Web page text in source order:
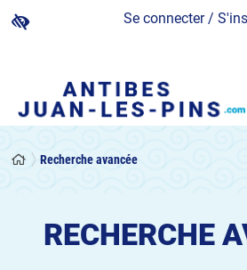
Se connecter /
Recherche avancée
RECHERCHE